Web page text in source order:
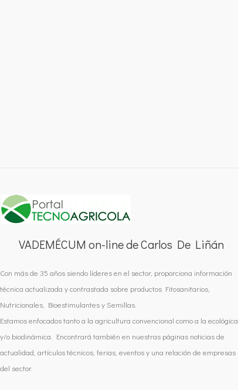
VADEMÉCUM on-line de Carlos De Liñán
Con más de 35 años siendo líderes en el sector, proporciona información
técnica actualizada y contrastada sobre productos Fitosanitarios,
Nutricionales, Bioestimulantes y Semillas.
Estamos enfocados tanto a la agricultura convencional como a la ecológica
y/o biodinámica. Encontrará también en nuestras páginas noticias de
actualidad, artículos técnicos, ferias, eventos y una relación de empresas
del sector.